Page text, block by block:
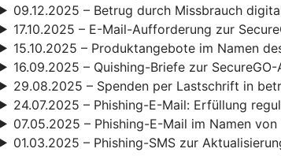
09.12.2025 – Betrug durch Missbrauch
17.10.2025 – E-Mail-Aufforderung zur
15.10.2025 – Produktangebote im Namen
16.09.2025 – Quishing-Briefe zur
29.08.2025 – Spenden per Lastschrift in
24.07.2025 – Phishing-E-Mail: Erfüllung
07.05.2025 – Phishing-E-Mail im Namen
01.03.2025 – Phishing-SMS zur